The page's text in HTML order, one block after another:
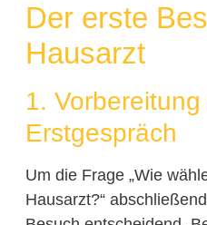
Der erste
Hausarzt
1.
Erstgespräch
Um die Frage „Wie
Hausarzt?“